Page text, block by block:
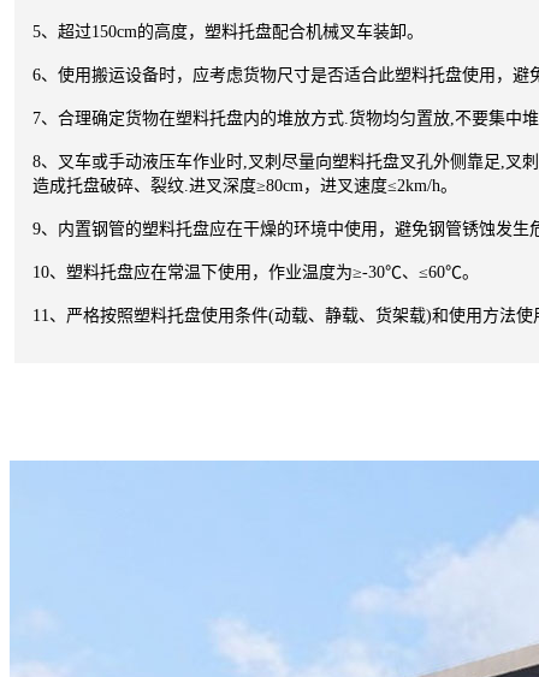
5、超过150cm的高度，塑料托盘配合机械叉车装卸。
6、使用搬运设备时，应考虑货物尺寸是否适合此塑料托盘使用，避
7、合理确定货物在塑料托盘内的堆放方式.货物均匀置放,不要集中
8、叉车或手动液压车作业时,叉刺尽量向塑料托盘叉孔外侧靠足,叉
造成托盘破碎、裂纹.进叉深度≥80cm，进叉速度≤2km/h。
9、内置钢管的塑料托盘应在干燥的环境中使用，避免钢管锈蚀发生
10、塑料托盘应在常温下使用，作业温度为≥-30℃、≤60℃。
11、严格按照塑料托盘使用条件(动载、静载、货架载)和使用方法使